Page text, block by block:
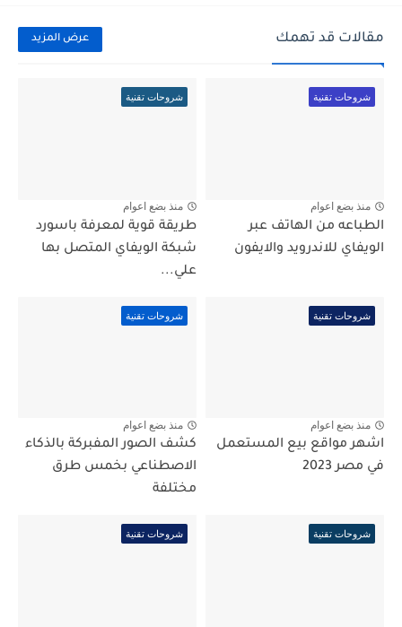
مقالات قد تهمك عرض المزيد
شروحات تقنية
منذ بضع اعوام
الطباعه من الهاتف عبر
الويفاي للاندرويد والايفون
شروحات تقنية
منذ بضع اعوام
طريقة قوية لمعرفة باسورد
شبكة الويفاي المتصل بها
علي...
شروحات تقنية
منذ بضع اعوام
اشهر مواقع بيع المستعمل
في مصر 2023
شروحات تقنية
منذ بضع اعوام
كشف الصور المفبركة بالذكاء
الاصطناعي بخمس طرق
مختلفة
شروحات تقنية شروحات تقنية